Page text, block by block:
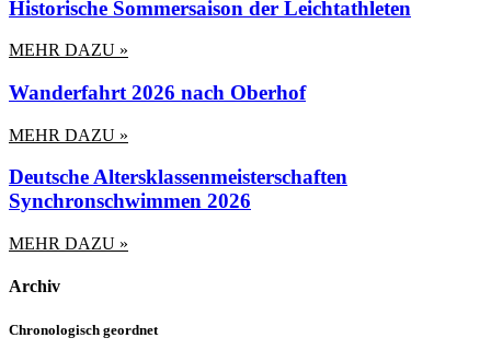
Historische Sommersaison der Leichtathleten
MEHR DAZU »
Wanderfahrt 2026 nach Oberhof
MEHR DAZU »
Deutsche Altersklassenmeisterschaften
Synchronschwimmen 2026
MEHR DAZU »
Archiv
Chronologisch geordnet